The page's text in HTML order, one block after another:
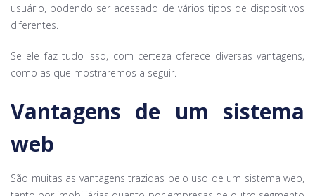
usuário, podendo ser acessado de vários tipos de dispositivos
diferentes.
Se ele faz tudo isso, com certeza oferece diversas vantagens,
como as que mostraremos a seguir.
Vantagens de um sistema
web
São muitas as vantagens trazidas pelo uso de um sistema web,